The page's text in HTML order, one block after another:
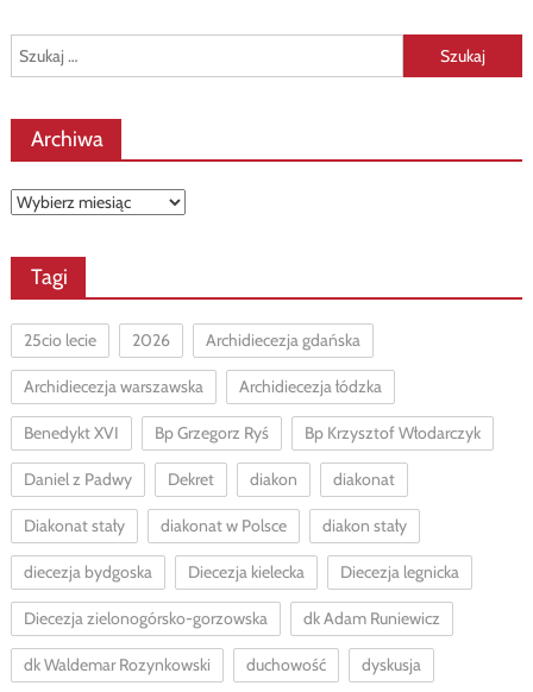
Szukaj:
Archiwa
Archiwa
Tagi
25cio lecie 2026 Archidiecezja gdańska
Archidiecezja warszawska Archidiecezja łódzka
Benedykt XVI Bp Grzegorz Ryś Bp Krzysztof Włodarczyk
Daniel z Padwy Dekret diakon diakonat
Diakonat stały diakonat w Polsce diakon stały
diecezja bydgoska Diecezja kielecka Diecezja legnicka
Diecezja zielonogórsko-gorzowska dk Adam Runiewicz
dk Waldemar Rozynkowski duchowość dyskusja